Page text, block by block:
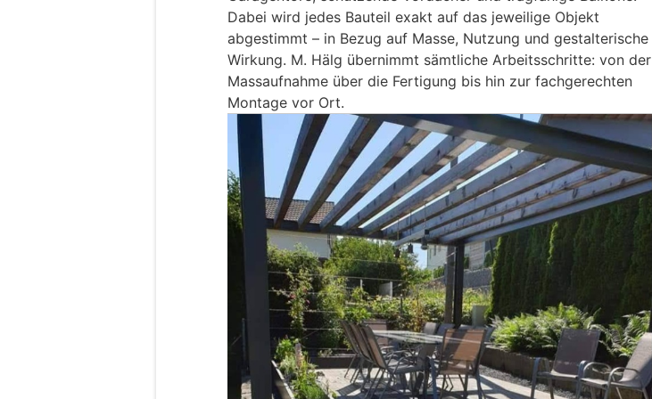
Dabei wird jedes Bauteil exakt auf das jeweilige Objekt
abgestimmt – in Bezug auf Masse, Nutzung und gestalterische
Wirkung. M. Hälg übernimmt sämtliche Arbeitsschritte: von der
Massaufnahme über die Fertigung bis hin zur fachgerechten
Montage vor Ort.